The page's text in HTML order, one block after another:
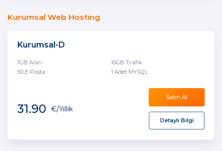
Kurumsal Web Hosting
Kurumsal-D
1GB Alan
10GB Trafik
50 E-Posta
1 Adet MYSQL
31.90 €/Yıllık
Satın Al
Detaylı Bilgi